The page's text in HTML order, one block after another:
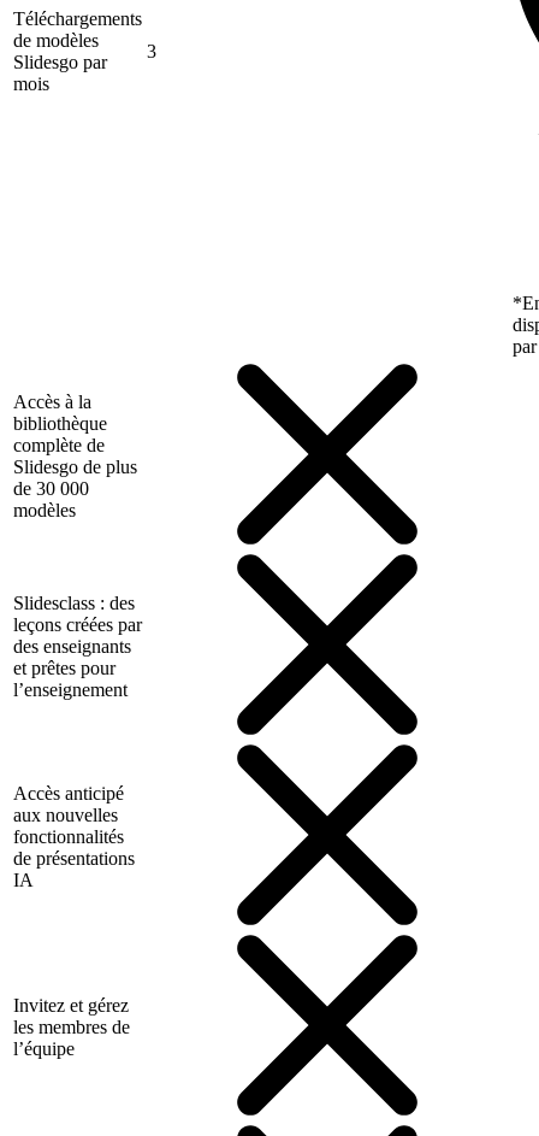
Téléchargements
de modèles
Slidesgo par
mois
3
Accès à la
bibliothèque
complète de
Slidesgo de plus
de 30 000
modèles
Slidesclass : des
leçons créées par
des enseignants
et prêtes pour
l’enseignement
Accès anticipé
aux nouvelles
fonctionnalités
de présentations
IA
Invitez et gérez
les membres de
l’équipe